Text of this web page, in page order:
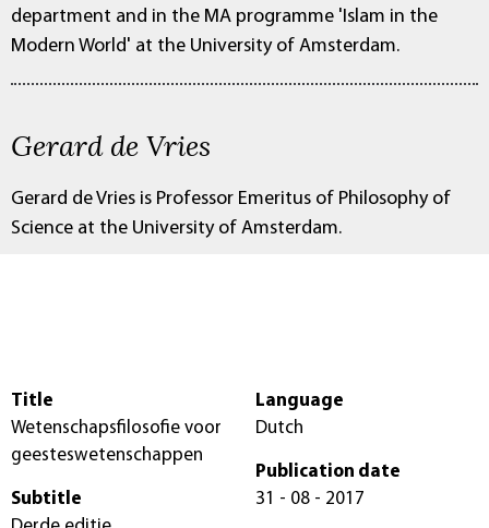
department and in the MA programme 'Islam in the
Modern World' at the University of Amsterdam.
Gerard de Vries
Gerard de Vries is Professor Emeritus of Philosophy of
Science at the University of Amsterdam.
Title
Wetenschapsfilosofie voor
geesteswetenschappen
Subtitle
Language
Dutch
Publication date
31 - 08 - 2017